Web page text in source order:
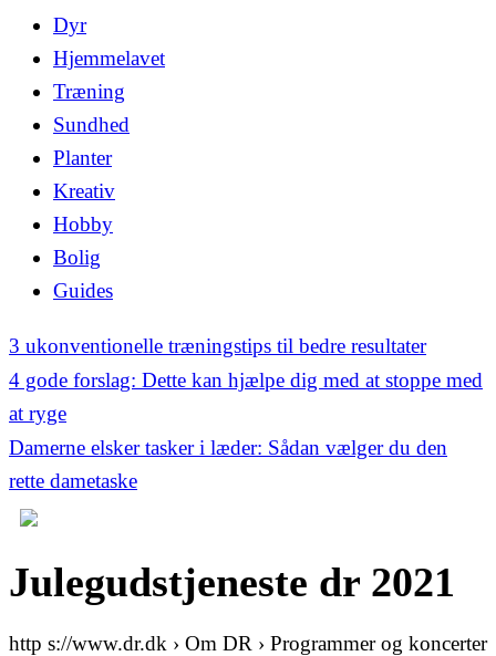
Dyr
Hjemmelavet
Træning
Sundhed
Planter
Kreativ
Hobby
Bolig
Guides
3 ukonventionelle træningstips til bedre resultater
4 gode forslag: Dette kan hjælpe dig med at stoppe med
at ryge
Damerne elsker tasker i læder: Sådan vælger du den
rette dametaske
Julegudstjeneste dr 2021
http s://www.dr.dk › Om DR › Programmer og koncerter